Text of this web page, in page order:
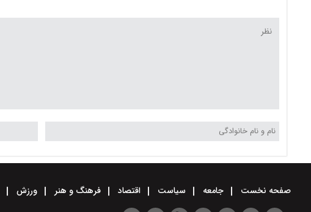
صفحه نخست جامعه سیاست اقتصاد فرهنگ و هنر ورزش